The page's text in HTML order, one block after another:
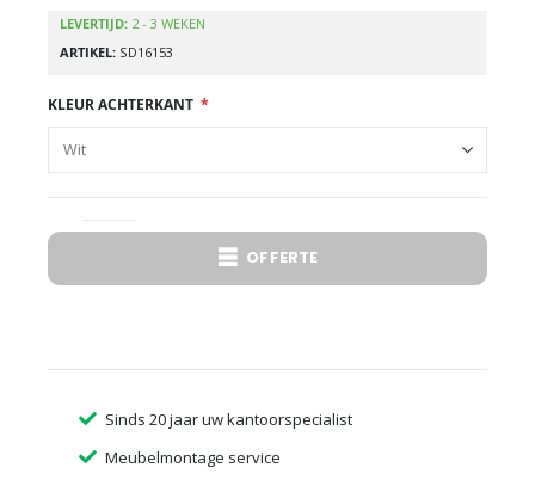
LEVERTIJD: 2 - 3 WEKEN
ARTIKEL SD16153
KLEUR ACHTERKANT
OFFERTE
Sinds 20 jaar uw kantoorspecialist
Meubelmontage service